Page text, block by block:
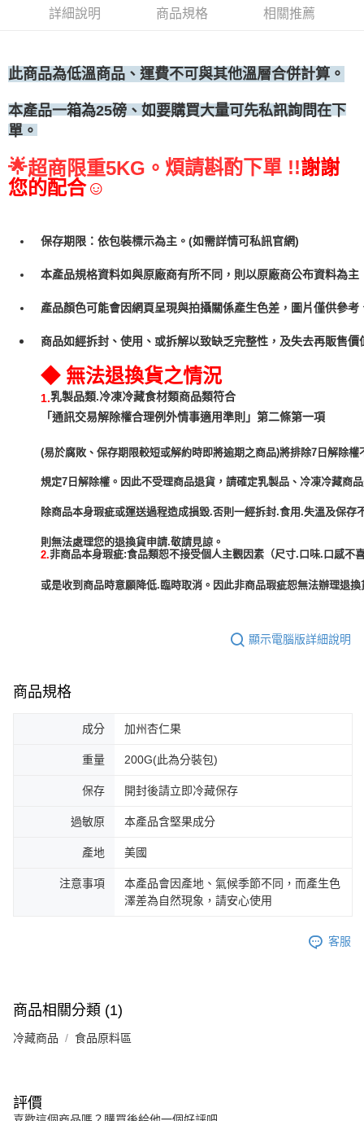
詳細說明 商品規格 相關推薦
此商品為低溫商品、運費不可與其他溫層合併計算。
本產品一箱為25磅 、如要購買大量可先私訊詢問在下
單。
🌟超商限重5KG。 煩請斟酌下單 !!謝謝
您的配合☺
保存期限：依包裝標示為主。(如需詳情可私訊官網)
本產品規格資料如與原廠商有所不同，則以原廠商公布資料為主
產品顏色可能會因網頁呈現與拍攝關係產生色差，圖片僅供參
商品如經拆封、使用、或拆解以致缺乏完整性，及失去再販售
◆ 無法退換貨之情況
1.乳製品類.冷凍冷藏食材類商品類符合
「通訊交易解除權合理例外情事適用準則」第二條第一項
(易於腐敗、保存期限較短或解約時即將逾期之商品)將排除7日解除權
規定7日解除權。因此不受理商品退貨，請確定乳製品、冷凍冷藏商
除商品本身瑕疵或運送過程造成損毀.否則一經拆封.食用.失溫及保存
2.非商品本身瑕疵:食品類恕不接受個人主觀因素（尺寸.口味.口感不
或是收到商品時意願降低.臨時取消。因此非商品瑕疵恕無法辦理退
顯示電腦版詳細說明
商品規格
成分 加州杏仁果
重量 200G(此為分裝包)
保存 開封後請立即冷藏保存
過敏原 本產品含堅果成分
產地 美國
注意事項
本產品會因產地、氣候季節不同，而產生色
澤差為自然現象，請安心使用
客服
商品相關分類 (1)
冷藏商品 食品原料區
評價